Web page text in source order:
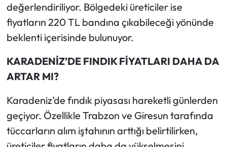
değerlendiriliyor. Bölgedeki üreticiler ise
fiyatların 220 TL bandına çıkabileceği yönünde
beklenti içerisinde bulunuyor.
KARADENİZ’DE FINDIK FİYATLARI DAHA DA
ARTAR MI?
Karadeniz’de fındık piyasası hareketli günlerden
geçiyor. Özellikle Trabzon ve Giresun tarafında
tüccarların alım iştahının arttığı belirtilirken,